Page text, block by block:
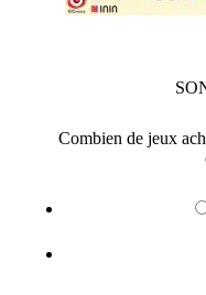
Combien de jeux